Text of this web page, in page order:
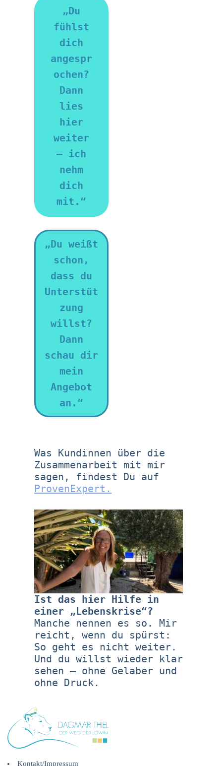
„Du
fühlst
dich
angespr
ochen?
Dann
lies
hier
weiter
– ich
nehm
dich
mit.“
„Du weißt
schon,
dass du
Unterstüt
zung
willst?
Dann
schau dir
mein
Angebot
an.“
Was Kundinnen über die
Zusammenarbeit mit mir
sagen, findest Du auf
ProvenExpert.
Ist das hier Hilfe in
einer „Lebenskrise“?
Manche nennen es so. Mir
reicht, wenn du spürst:
So geht es nicht weiter.
Und du willst wieder klar
sehen – ohne Gelaber und
ohne Druck.
Kontakt/Impressum